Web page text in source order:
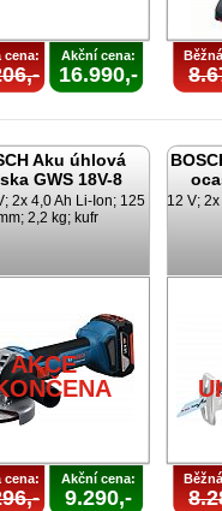
cena: Akční cena:
16.990,-
Aku úhlová
GWS 18V-8
2x 4,0 Ah Li-Ion; 125
2,2 kg; kufr
AKCE
cena: Akční cena:
9.290,-
12 V;